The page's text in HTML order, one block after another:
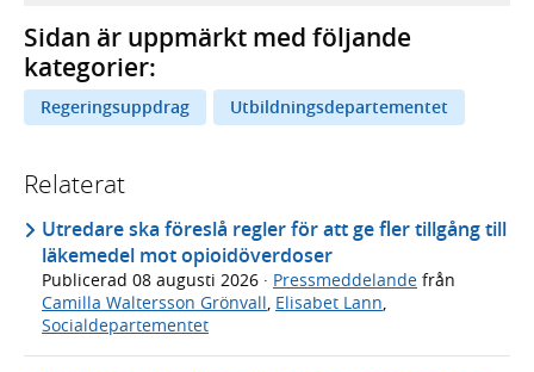
Sidan är uppmärkt med följande
kategorier:
Regeringsuppdrag Utbildningsdepartementet
Relaterat
Utredare ska föreslå regler för att ge fler tillgång till
läkemedel mot opioidöverdoser
Publicerad 08 augusti 2026 · Pressmeddelande från
Camilla Waltersson Grönvall, Elisabet Lann,
Socialdepartementet